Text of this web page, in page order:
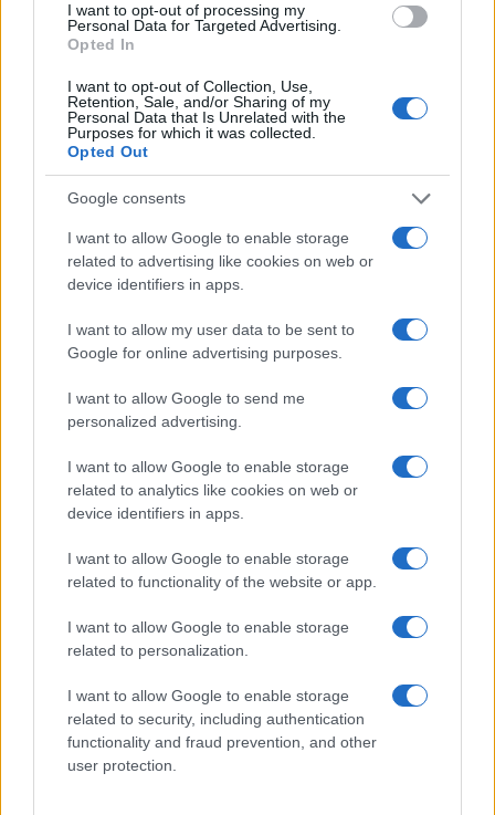
I want to opt-out of processing my
Personal Data for Targeted Advertising.
Opted In
I want to opt-out of Collection, Use,
Retention, Sale, and/or Sharing of my
Personal Data that Is Unrelated with the
Purposes for which it was collected.
Opted Out
Google consents
I want to allow Google to enable storage
related to advertising like cookies on web or
device identifiers in apps.
I want to allow my user data to be sent to
Google for online advertising purposes.
I want to allow Google to send me
personalized advertising.
I want to allow Google to enable storage
related to analytics like cookies on web or
device identifiers in apps.
I want to allow Google to enable storage
related to functionality of the website or app.
I want to allow Google to enable storage
related to personalization.
I want to allow Google to enable storage
related to security, including authentication
functionality and fraud prevention, and other
user protection.
LMBTQ+ integrációs politikák a
gazdasági siker kulcsa
2023. január 23.
Hátraszaltó, nekifutásból
2023. január 21.